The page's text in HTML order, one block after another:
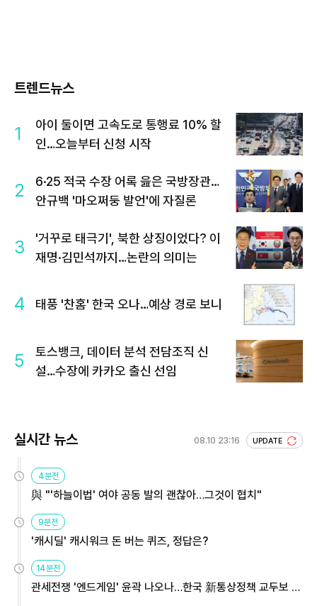
트렌드뉴스
1
아이 둘이면 고속도로 통행료 10% 할
인…오늘부터 신청 시작
2
6·25 적국 수장 어록 읊은 국방장관…
안규백 '마오쩌둥 발언'에 자질론
3
'거꾸로 태극기', 북한 상징이었다? 이
재명·김민석까지…논란의 의미는
4 태풍 '찬홈' 한국 오나…예상 경로 보니
5
토스뱅크, 데이터 분석 전담조직 신
설…수장에 카카오 출신 선임
실시간 뉴스 08.10 23:16 UPDATE
4분전
與 "'하늘이법' 여야 공동 발의 괜찮아…그것이 협치"
9분전
'캐시딜' 캐시워크 돈 버는 퀴즈, 정답은?
14분전
관세전쟁 '엔드게임' 윤곽 나오나…한국 新통상정책 교두보 활